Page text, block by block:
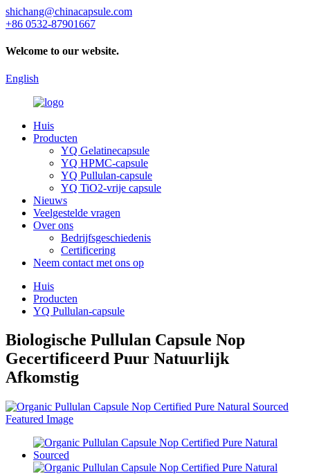
shichang@chinacapsule.com
+86 0532-87901667
Welcome to our website.
English
Huis
Producten
YQ Gelatinecapsule
YQ HPMC-capsule
YQ Pullulan-capsule
YQ TiO2-vrije capsule
Nieuws
Veelgestelde vragen
Over ons
Bedrijfsgeschiedenis
Certificering
Neem contact met ons op
Huis
Producten
YQ Pullulan-capsule
Biologische Pullulan Capsule Nop
Gecertificeerd Puur Natuurlijk
Afkomstig